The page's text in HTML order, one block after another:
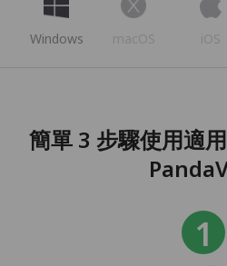
Windows macOS iOS
簡單 3 步驟使用適